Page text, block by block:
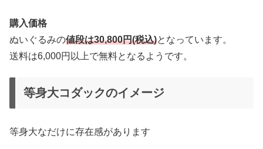
購入価格
ぬいぐるみの値段は30,800円(税込)となっています。
送料は6,000円以上で無料となるようです。
等身大コダックのイメージ
等身大なだけに存在感があります